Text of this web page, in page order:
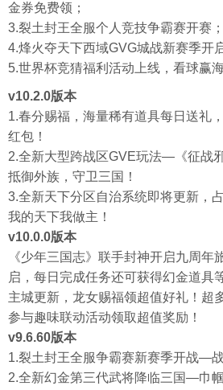
金券免费领；
3.裂土封王全服个人竞技争霸赛开赛；
4.烽火夺天下西域GVG城战新赛季开
5.世界杯竞猜福利活动上线，看球赢
v10.2.0版本
1.春分赐福，海量稀有道具每日送礼
红包！
2.全新大型跨战区GVE玩法—《征战
抵御外族，守卫三国！
3.全新天下分区自治系统即将更新，
我的天下我做主！
v10.0.0版本
《少年三国志》联手封神开启九周年
启，每日完成任务还可获得幻金道具
主城更新，龙女赐福领超值好礼！超
参与趣味联动活动领取超值奖励！
v9.6.60版本
1.裂土封王全服争霸赛新赛季开战—
2.全新幻金第三代武将降临三国—巾